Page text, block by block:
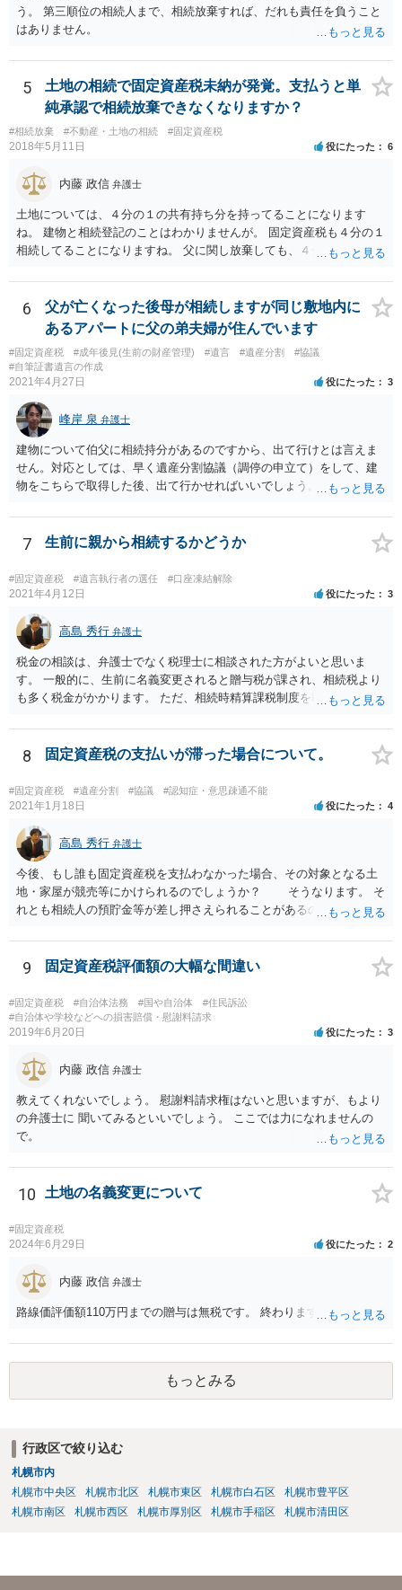
う。 第三順位の相続人まで、相続放棄すれば、だれも責任を負うこと
はありません。
5
土地の相続で固定資産税未納が発覚。支払うと単
純承認で相続放棄できなくなりますか？
#相続放棄 #不動産・土地の相続 #固定資産税
2018年5月11日 役にたった 6
内藤 政信 弁護士
土地については、４分の１の共有持ち分を持ってることになります
ね。 建物と相続登記のことはわかりませんが。 固定資産税も４分の１
相続してることになりますね。 父に関し放棄しても、４分の１はあな
ば、単純承認にはならないでしょう。 役所にも話を通しておいた方が
いいでしょう。 あるいは、相続して売却しても、滞納に追いつかない
ですかね。
6
父が亡くなった後母が相続しますが同じ敷地内に
あるアパートに父の弟夫婦が住んでいます
#固定資産税 #成年後見(生前の財産管理) #遺言 #遺産分割
#協議
#自筆証書遺言の作成
2021年4月27日 役にたった 3
峰岸 泉 弁護士
建物について伯父に相続持分があるのですから、出て行けとは言えま
せん。対応としては、早く遺産分割協議（調停の申立て）をして、建
物をこちらで取得した後、出て行かせればいいでしょう。 建物の固定
っていない部分については請求すればいいと思います。 なお、家賃に
ついては、お父様自身が遺産分割手続をしなかったのですから、あき
7 生前に親から相続するかどうか
#固定資産税 #遺言執行者の選任 #口座凍結解除
2021年4月12日 役にたった 3
高島 秀行 弁護士
税金の相談は、弁護士でなく税理士に相談された方がよいと思いま
す。 一般的に、生前に名義変更されると贈与税が課され、相続税より
も多く税金がかかります。 ただ、相続時精算課税制度を取れば、実質
ういう場合にどれくらい税金がかかるか計算してもらって どういう方
針を取るか決められたらよいと思います。
8 固定資産税の支払いが滞った場合について。
#固定資産税 #遺産分割 #協議 #認知症・意思疎通不能
2021年1月18日 役にたった 4
高島 秀行 弁護士
今後、もし誰も固定資産税を支払わなかった場合、その対象となる土
地・家屋が競売等にかけられるのでしょうか？ そうなります。 そ
れとも相続人の預貯金等が差し押さえられることがあるのでしょう
ます。 また、固定資産税は遺産分割協議が整わない限り、法定相続分
ではなくあくまで不可分債務（？）ということになって相続人全員、
で、相続人全員の責任となります。 あなたが立て替えておき、遺
産分割の際に精算するのがよいと思います。 遺産分割協議が進ま
ないのであれば、弁護士に相談して、遺産分割調停や審判を した
9 固定資産税評価額の大幅な間違い
#固定資産税 #自治体法務 #国や自治体
#住民訴訟
#自治体や学校などへの損害賠償・慰謝料請求
2019年6月20日 役にたった 3
内藤 政信 弁護士
教えてくれないでしょう。 慰謝料請求権はないと思いますが、もより
の弁護士に 聞いてみるといいでしょう。 ここでは力になれませんの
で。
10 土地の名義変更について
#固定資産税
2024年6月29日 役にたった 2
内藤 政信 弁護士
路線価評価額110万円までの贈与は無税です。 終わります。
もっとみる
行政区で絞り込む
札幌市内
札幌市中央区
札幌市北区 札幌市東区 札幌市白石区
札幌市豊平区
札幌市南区
札幌市西区 札幌市厚別区 札幌市手稲区 札幌市清田区